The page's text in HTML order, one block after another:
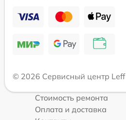
© 2026 Сервисный центр Leff
Стоимость ремонта
Оплата и доставка